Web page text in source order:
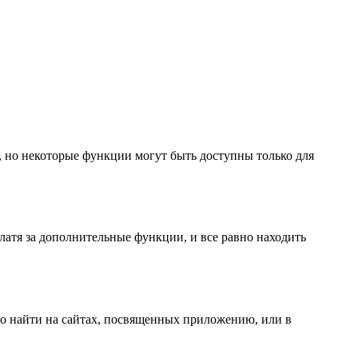
некоторые функции могут быть доступны только для
за дополнительные функции, и все равно находить
найти на сайтах, посвященных приложению, или в